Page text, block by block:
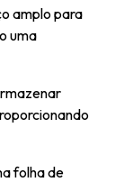
amplo para
uma
folha de